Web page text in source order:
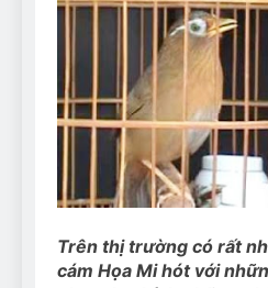
Can
And How
7 Năm Ago
How
Groom
7 Năm Ago
Trên thị trường có rất
cám Họa Mi hót với